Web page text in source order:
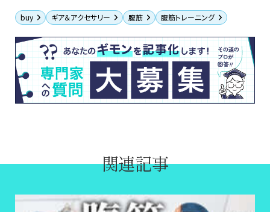
buy ギア＆アクセサリー 腹筋 腹筋トレーニング
関連記事